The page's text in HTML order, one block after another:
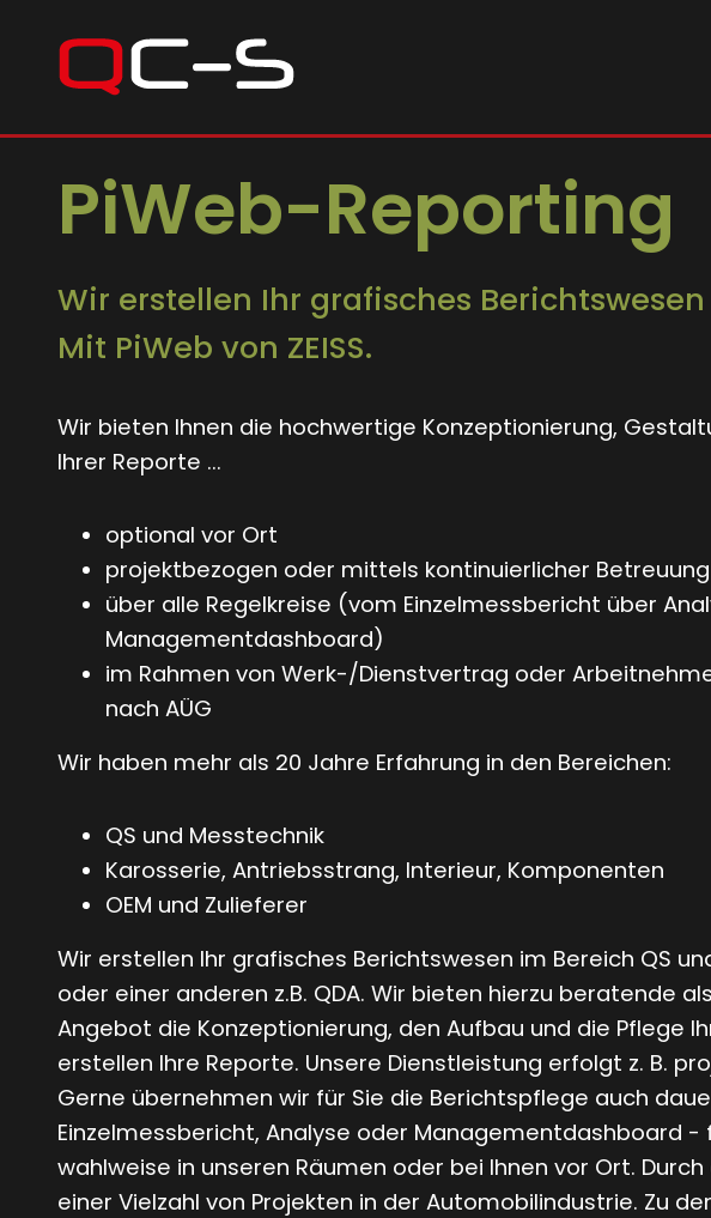
PiWeb-Reporting
Wir erstellen Ihr grafisches
Mit PiWeb von ZEISS.
Wir bieten Ihnen die hochwertige Konzeptionierung,
Ihrer Reporte ...
optional vor Ort
projektbezogen oder mittels kontinuierlicher Betreuung
über alle Regelkreise (vom Einzelmessbericht über
Managementdashboard)
im Rahmen von Werk-/Dienstvertrag oder
nach AÜG
Wir haben mehr als 20 Jahre Erfahrung in den Bereichen:
QS und Messtechnik
Karosserie, Antriebsstrang, Interieur, Komponenten
OEM und Zulieferer
Wir erstellen Ihr grafisches Berichtswesen im Bereich QS
oder einer anderen z.B. QDA. Wir bieten hierzu beratende
Angebot die Konzeptionierung, den Aufbau und die Pflege
erstellen Ihre Reporte. Unsere Dienstleistung erfolgt z. B.
Gerne übernehmen wir für Sie die Berichtspflege auch
Einzelmessbericht, Analyse oder Managementdashboard
wahlweise in unseren Räumen oder bei Ihnen vor Ort.
einer Vielzahl von Projekten in der Automobilindustrie. Zu